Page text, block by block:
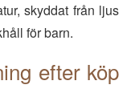
skyddat från ljus
för barn.
efter köp